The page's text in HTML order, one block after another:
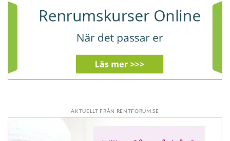
AKTUELLT FRÅN RENTFORUM.SE